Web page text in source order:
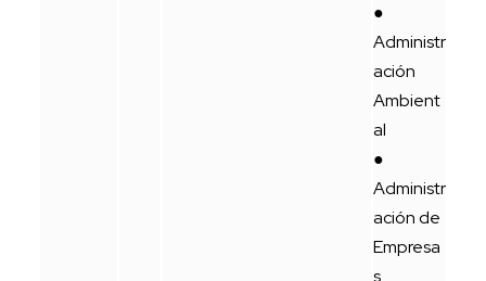
●
Administr
ación
Ambient
al
●
Administr
ación de
Empresa
s